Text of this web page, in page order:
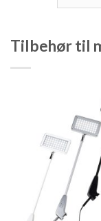
Tilbehør til